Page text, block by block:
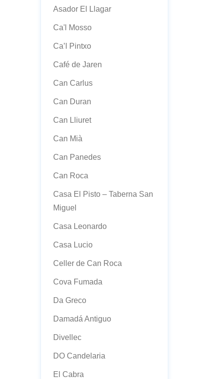
Asador El Llagar
Ca'l Mosso
Ca’l Pintxo
Café de Jaren
Can Carlus
Can Duran
Can Lliuret
Can Mià
Can Panedes
Can Roca
Casa El Pisto – Taberna San
Miguel
Casa Leonardo
Casa Lucio
Celler de Can Roca
Cova Fumada
Da Greco
Damadá Antiguo
Divellec
DO Candelaria
El Cabra